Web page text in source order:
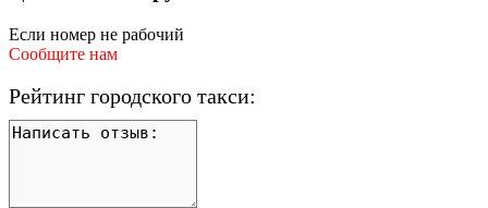
Если номер не рабочий
Сообщите нам
Рейтинг городского такси: